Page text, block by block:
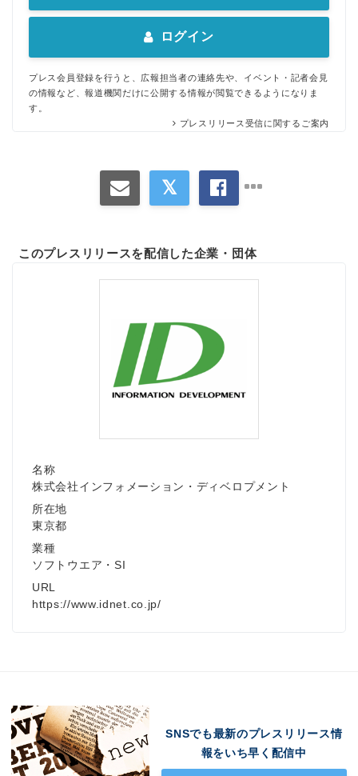
ログイン
プレス会員登録を行うと、広報担当者の連絡先や、イベント・記者会見
の情報など、報道機関だけに公開する情報が閲覧できるようになりま
す。
プレスリリース受信に関するご案内
このプレスリリースを配信した企業・団体
名称
株式会社インフォメーション・ディベロプメント
所在地
東京都
業種
ソフトウエア・SI
URL
https://www.idnet.co.jp/
SNSでも最新のプレスリリース情
報をいち早く配信中